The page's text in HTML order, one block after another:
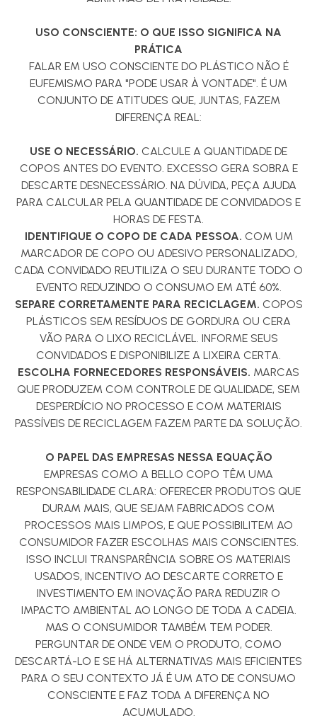
USO CONSCIENTE: O QUE ISSO SIGNIFICA NA
PRÁTICA
FALAR EM USO CONSCIENTE DO PLÁSTICO NÃO É
EUFEMISMO PARA "PODE USAR À VONTADE". É UM
CONJUNTO DE ATITUDES QUE, JUNTAS, FAZEM
DIFERENÇA REAL:
USE O NECESSÁRIO. CALCULE A QUANTIDADE DE
COPOS ANTES DO EVENTO. EXCESSO GERA SOBRA E
DESCARTE DESNECESSÁRIO. NA DÚVIDA, PEÇA AJUDA
PARA CALCULAR PELA QUANTIDADE DE CONVIDADOS E
HORAS DE FESTA.
IDENTIFIQUE O COPO DE CADA PESSOA. COM UM
MARCADOR DE COPO OU ADESIVO PERSONALIZADO,
CADA CONVIDADO REUTILIZA O SEU DURANTE TODO O
EVENTO REDUZINDO O CONSUMO EM ATÉ 60%.
SEPARE CORRETAMENTE PARA RECICLAGEM. COPOS
PLÁSTICOS SEM RESÍDUOS DE GORDURA OU CERA
VÃO PARA O LIXO RECICLÁVEL. INFORME SEUS
CONVIDADOS E DISPONIBILIZE A LIXEIRA CERTA.
ESCOLHA FORNECEDORES RESPONSÁVEIS. MARCAS
QUE PRODUZEM COM CONTROLE DE QUALIDADE, SEM
DESPERDÍCIO NO PROCESSO E COM MATERIAIS
PASSÍVEIS DE RECICLAGEM FAZEM PARTE DA SOLUÇÃO.
O PAPEL DAS EMPRESAS NESSA EQUAÇÃO
EMPRESAS COMO A BELLO COPO TÊM UMA
RESPONSABILIDADE CLARA: OFERECER PRODUTOS QUE
DURAM MAIS, QUE SEJAM FABRICADOS COM
PROCESSOS MAIS LIMPOS, E QUE POSSIBILITEM AO
CONSUMIDOR FAZER ESCOLHAS MAIS CONSCIENTES.
ISSO INCLUI TRANSPARÊNCIA SOBRE OS MATERIAIS
USADOS, INCENTIVO AO DESCARTE CORRETO E
INVESTIMENTO EM INOVAÇÃO PARA REDUZIR O
IMPACTO AMBIENTAL AO LONGO DE TODA A CADEIA.
MAS O CONSUMIDOR TAMBÉM TEM PODER.
PERGUNTAR DE ONDE VEM O PRODUTO, COMO
DESCARTÁ-LO E SE HÁ ALTERNATIVAS MAIS EFICIENTES
PARA O SEU CONTEXTO JÁ É UM ATO DE CONSUMO
CONSCIENTE E FAZ TODA A DIFERENÇA NO
ACUMULADO.